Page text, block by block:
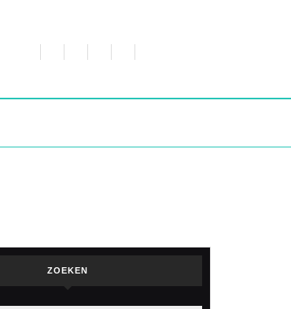
ZOEKEN